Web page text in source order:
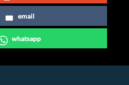
email
whatsapp